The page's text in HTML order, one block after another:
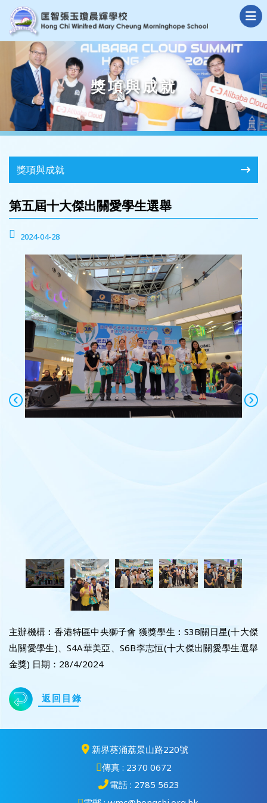
獎項與成就
獎項與成就
第五屆十大傑出關愛學生選舉
2024-04-28
主辦機構︰香港特區中央獅子會 獲獎學生︰S3B關日星(十大傑
出關愛學生)、S4A華美亞、S6B李志恒(十大傑出關愛學生選舉
金獎) 日期：28/4/2024
返回目錄
新界葵涌荔景山路220號
傳真 : 2370 0672
電話 : 2785 5623